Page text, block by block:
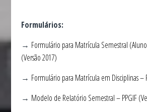
Formulários:
→ Formulário para Matrícula Semestral
(Versão 2017)
→ Formulário para Matrícula em Disciplinas –
→ Modelo de Relatório Semestral – PPGIF